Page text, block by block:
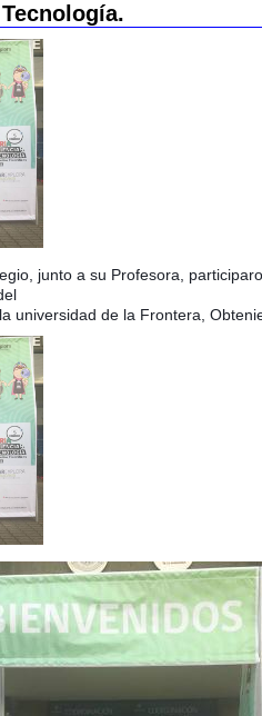
junto a su Profesora,
universidad de la Frontera,